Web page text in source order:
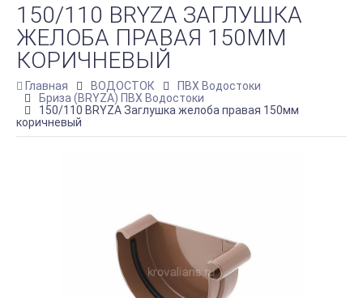
150/110 BRYZA ЗАГЛУШКА
ЖЕЛОБА ПРАВАЯ 150ММ
КОРИЧНЕВЫЙ
Главная ВОДОСТОК
ПВХ Водостоки
Бриза (BRYZA) ПВХ Водостоки
150/110 BRYZA Заглушка желоба правая 150мм
коричневый